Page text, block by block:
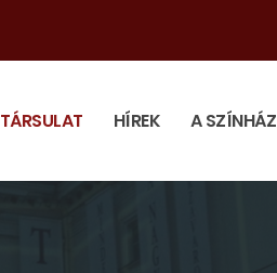
TÁRSULAT HÍREK A SZÍNHÁZ